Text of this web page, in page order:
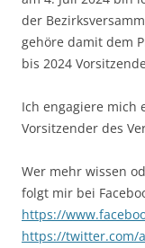
der
gehöre damit dem
bis 2024
Ich engagiere mich
Vorsitzender des
Wer mehr wissen
folgt mir bei
https://
https://twitter.com/